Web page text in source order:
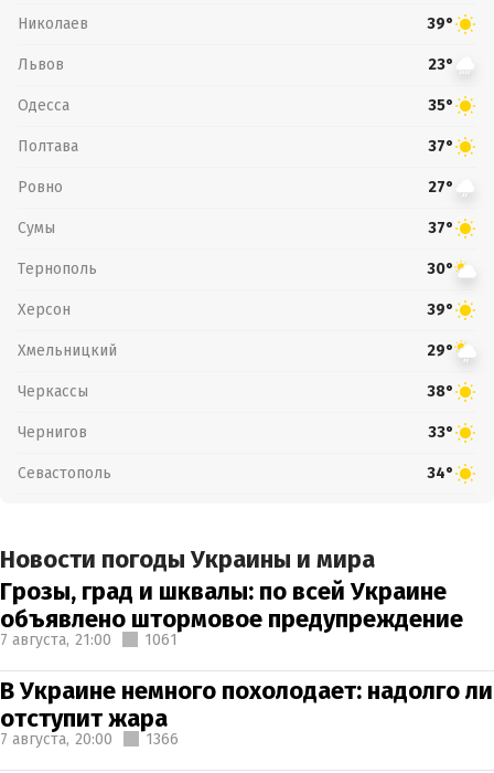
Николаев 39°
Львов 23°
Одесса 35°
Полтава 37°
Ровно 27°
Сумы 37°
Тернополь 30°
Херсон 39°
Хмельницкий 29°
Черкассы 38°
Чернигов 33°
Севастополь 34°
Новости погоды Украины и мира
Грозы, град и шквалы: по всей Украине
объявлено штормовое предупреждение
7 августа, 21:00 1061
В Украине немного похолодает: надолго ли
отступит жара
7 августа, 20:00 1366